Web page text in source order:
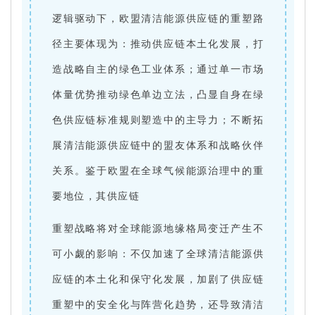
逻辑驱动下，欧盟清洁能源供应链的重塑路
径主要体现为：推动供应链本土化发展，打
造战略自主的绿色工业体系；通过单一市场
体量优势推动绿色单边立法，凸显自身在绿
色供应链标准规则塑造中的主导力；不断拓
展清洁能源供应链中的盟友体系和战略伙伴
关系。鉴于欧盟在全球气候能源治理中的重
要地位，其供应链
重塑战略将对全球能源地缘格局变迁产生不
可小觑的影响：不仅加速了全球清洁能源供
应链的本土化和保守化发展，加剧了供应链
重塑中的安全化与阵营化趋势，还导致清洁